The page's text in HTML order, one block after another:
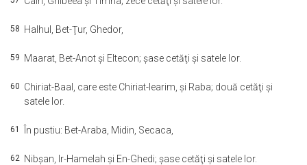
58 Halhul, Bet-Ţur, Ghedor,
59 Maarat, Bet-Anot şi Eltecon; şase cetăţi şi satele lor.
60 Chiriat-Baal, care este Chiriat-Iearim, şi Raba; două cetăţi şi
satele lor.
61 În pustiu: Bet-Araba, Midin, Secaca,
62 Nibşan, Ir-Hamelah şi En-Ghedi; şase cetăţi şi satele lor.